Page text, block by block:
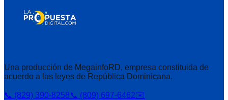
Una producción de MegainfoRD, empresa constituida de
acuerdo a las leyes de República Dominicana.
📞 (829) 390-8258📞 (809) 697-6462✉️